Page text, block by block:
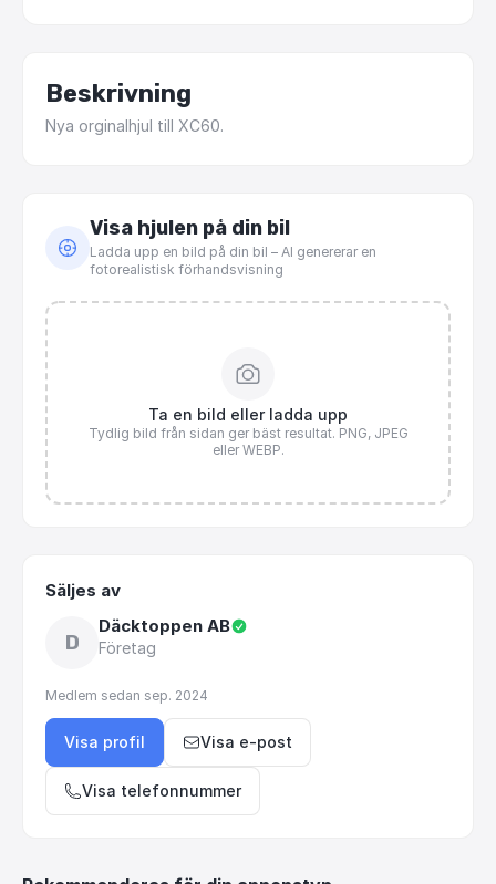
Beskrivning
Nya orginalhjul till XC60.
Visa hjulen på din bil
Ladda upp en bild på din bil – AI genererar en
fotorealistisk förhandsvisning
Ta en bild eller ladda upp
Tydlig bild från sidan ger bäst resultat. PNG, JPEG
eller WEBP.
Säljes av
D
Däcktoppen AB
Företag
Medlem sedan sep. 2024
Visa profil Visa e-post
Visa telefonnummer